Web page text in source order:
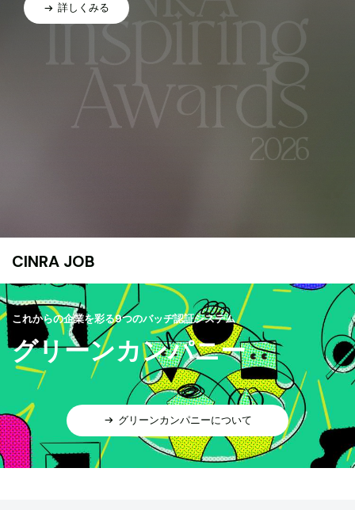
詳しくみる
CINRA JOB
これからの企業を彩る9つのバッヂ認証システム
グリーンカンパニー
グリーンカンパニーについて